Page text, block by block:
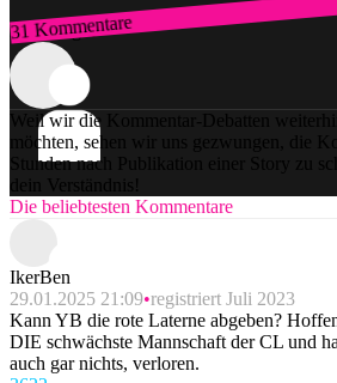
31 Kommentare
Zum Login
Weil wir die Kommentar-Debatten
möchten, sehen wir uns gezwungen, die
Stunden nach Publikation einer Story zu
dein Verständnis!
Die beliebtesten Kommentare
IkerBen
29.01.2025 21:09 registriert Juli 2023
Kann YB die rote Laterne abgeben?
DIE schwächste Mannschaft der CL und
auch gar nichts, verloren.